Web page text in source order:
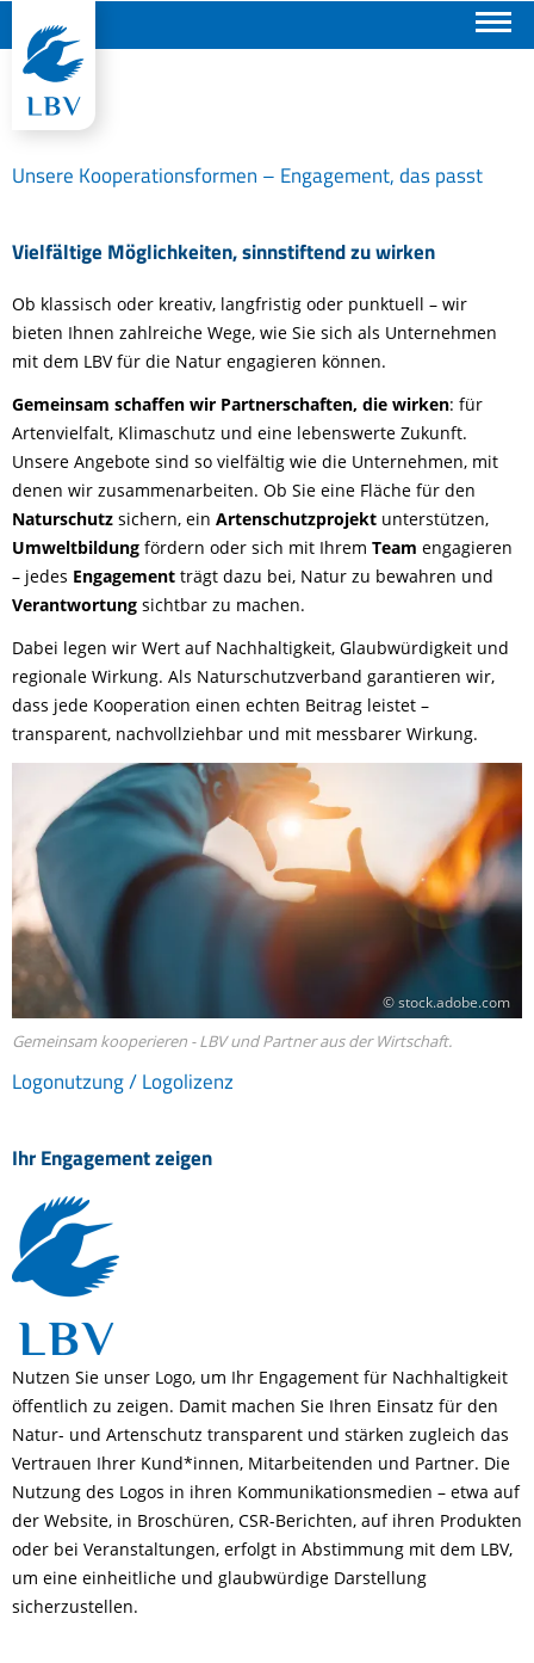
Unsere Kooperationsformen – Engagement, das passt
Vielfältige Möglichkeiten, sinnstiftend zu wirken
Ob klassisch oder kreativ, langfristig oder punktuell – wir
bieten Ihnen zahlreiche Wege, wie Sie sich als Unternehmen
mit dem LBV für die Natur engagieren können.
Gemeinsam schaffen wir Partnerschaften, die wirken: für
Artenvielfalt, Klimaschutz und eine lebenswerte Zukunft.
Unsere Angebote sind so vielfältig wie die Unternehmen, mit
denen wir zusammenarbeiten. Ob Sie eine Fläche für den
Naturschutz sichern, ein Artenschutzprojekt unterstützen,
Umweltbildung fördern oder sich mit Ihrem Team engagieren
– jedes Engagement trägt dazu bei, Natur zu bewahren und
Verantwortung sichtbar zu machen.
Dabei legen wir Wert auf Nachhaltigkeit, Glaubwürdigkeit und
regionale Wirkung. Als Naturschutzverband garantieren wir,
dass jede Kooperation einen echten Beitrag leistet –
transparent, nachvollziehbar und mit messbarer Wirkung.
© stock.adobe.com
Gemeinsam kooperieren - LBV und Partner aus der Wirtschaft.
Logonutzung / Logolizenz
Ihr Engagement zeigen
Nutzen Sie unser Logo, um Ihr Engagement für Nachhaltigkeit
öffentlich zu zeigen. Damit machen Sie Ihren Einsatz für den
Natur- und Artenschutz transparent und stärken zugleich das
Vertrauen Ihrer Kund*innen, Mitarbeitenden und Partner. Die
Nutzung des Logos in ihren Kommunikationsmedien – etwa auf
der Website, in Broschüren, CSR-Berichten, auf ihren Produkten
oder bei Veranstaltungen, erfolgt in Abstimmung mit dem LBV,
um eine einheitliche und glaubwürdige Darstellung
sicherzustellen.